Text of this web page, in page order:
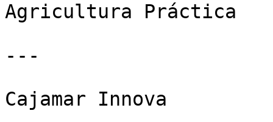
Agricultura Práctica
---
Cajamar Innova